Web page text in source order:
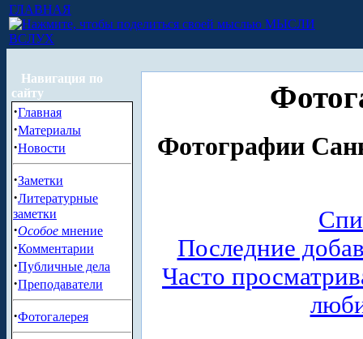
ГЛАВНАЯ
МЫСЛИ
ВСЛУХ
Навигация по
сайту
·Главная
·Материалы
·Новости
·Заметки
·Литературные
заметки
·Особое мнение
·Комментарии
·Публичные дела
·Преподаватели
·Фотогалерея
Фотографии
Последние
Часто